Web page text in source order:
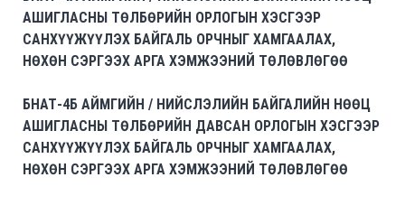
АШИГЛАСНЫ ТӨЛБӨРИЙН ОРЛОГЫН ХЭСГЭЭР
САНХҮҮЖҮҮЛЭХ БАЙГАЛЬ ОРЧНЫГ ХАМГААЛАХ,
НӨХӨН СЭРГЭЭХ АРГА ХЭМЖЭЭНИЙ ТӨЛӨВЛӨГӨӨ
БНАТ-4Б АЙМГИЙН / НИЙСЛЭЛИЙН БАЙГАЛИЙН НӨӨЦ
АШИГЛАСНЫ ТӨЛБӨРИЙН ДАВСАН ОРЛОГЫН ХЭСГЭЭР
САНХҮҮЖҮҮЛЭХ БАЙГАЛЬ ОРЧНЫГ ХАМГААЛАХ,
НӨХӨН СЭРГЭЭХ АРГА ХЭМЖЭЭНИЙ ТӨЛӨВЛӨГӨӨ